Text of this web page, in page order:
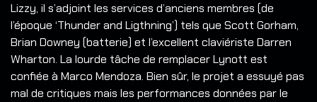
Lizzy, il s’adjoint les services d’anciens membres (de
l’époque ‘Thunder and Ligthning’) tels que Scott Gorham,
Brian Downey (batterie) et l’excellent claviériste Darren
Wharton. La lourde tâche de remplacer Lynott est
confiée à Marco Mendoza. Bien sûr, le projet a essuyé pas
mal de critiques mais les performances données par le